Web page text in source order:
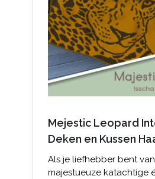
Mejestic Leopard
Deken en Kussen
Als je liefhebber bent
majestueuze katachtige